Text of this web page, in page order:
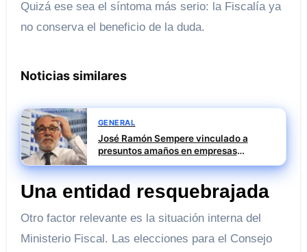
Quizá ese sea el síntoma más serio: la Fiscalía ya
no conserva el beneficio de la duda.
Noticias similares
GENERAL
José Ramón Sempere vinculado a
presuntos amaños en empresas
públicas durante su etapa en Mercasa
Una entidad resquebrajada
Otro factor relevante es la situación interna del
Ministerio Fiscal. Las elecciones para el Consejo